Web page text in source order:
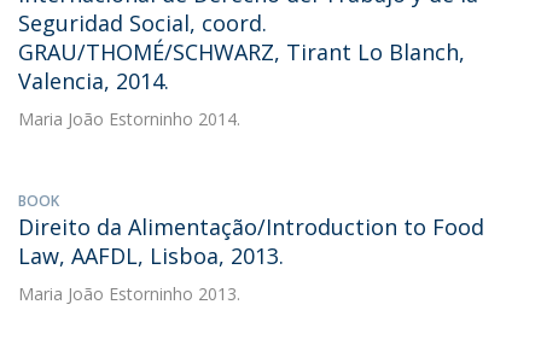
Seguridad Social, coord.
GRAU/THOMÉ/SCHWARZ, Tirant Lo Blanch,
Valencia, 2014.
Maria João Estorninho 2014.
BOOK
Direito da Alimentação/Introduction to Food
Law, AAFDL, Lisboa, 2013.
Maria João Estorninho 2013.